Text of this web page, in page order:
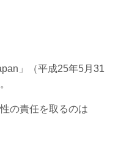
」（平成25年5月31
の責任を取るのは